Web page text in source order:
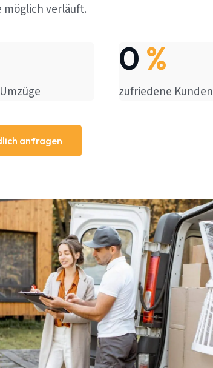
möglich verläuft.
0 %
zufriedene Kunden
anfragen